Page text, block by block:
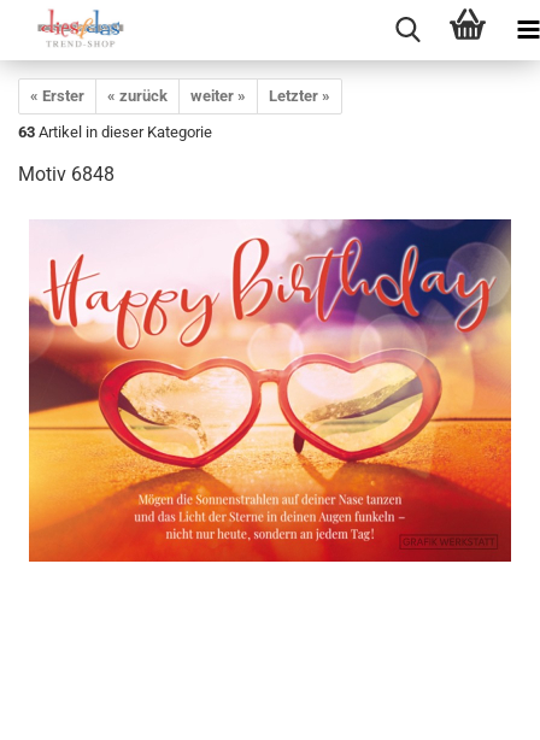
« Erster « zurück weiter »
Letzter »
63 Artikel in dieser Kategorie
Motiv 6848